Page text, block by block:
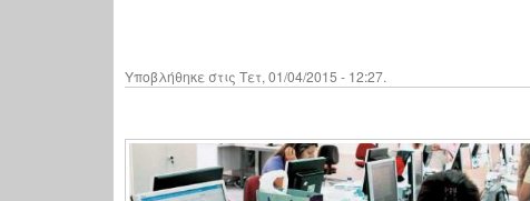
Υποβλήθηκε στις Τετ, 01/04/2015 - 12:27.